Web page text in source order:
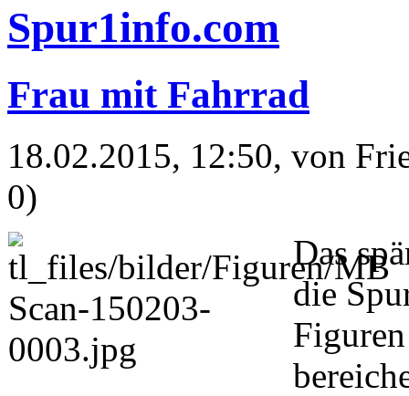
Spur1info.com
Frau mit Fahrrad
18.02.2015, 12:50, von
0)
Das
die